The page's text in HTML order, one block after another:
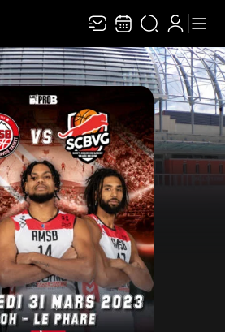
en vous abonnant à
newsletter :
ENVOYER
électronique pour la gestion de votre
Le Phare Grand Chambéry. Vous pouvez retirer
Pour en savoir plus, consultez notre
.